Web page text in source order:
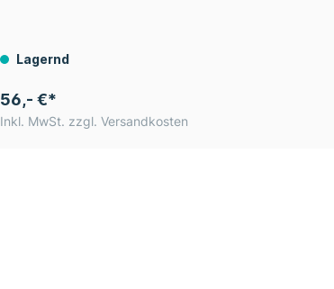
Lagernd
56,- €*
Inkl. MwSt. zzgl. Versandkosten